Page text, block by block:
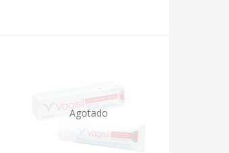
Agotado